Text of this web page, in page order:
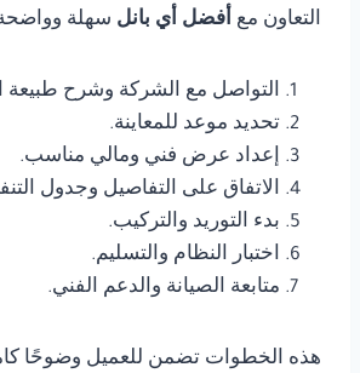
التعاون مع أفضل أي بانل سهلة
التواصل مع الشركة وشرح طبيعة
تحديد موعد للمعاينة.
إعداد عرض فني ومالي مناسب.
الاتفاق على التفاصيل وجدول
بدء التوريد والتركيب.
اختبار النظام والتسليم.
متابعة الصيانة والدعم الفني.
هذه الخطوات تضمن للعميل وضوحًا